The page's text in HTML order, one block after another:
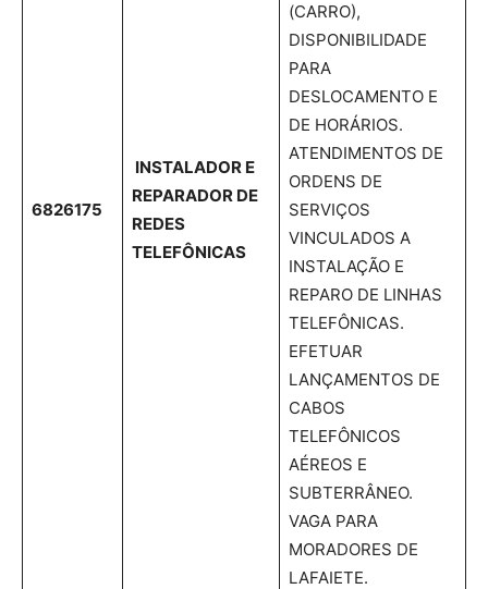
6826175
INSTALADOR E
REPARADOR DE
REDES
TELEFÔNICAS
(CARRO),
DISPONIBILIDADE
PARA
DESLOCAMENTO E
DE HORÁRIOS.
ATENDIMENTOS DE
ORDENS DE
SERVIÇOS
VINCULADOS A
INSTALAÇÃO E
REPARO DE LINHAS
TELEFÔNICAS.
EFETUAR
LANÇAMENTOS DE
CABOS
TELEFÔNICOS
AÉREOS E
SUBTERRÂNEO.
VAGA PARA
MORADORES DE
LAFAIETE.